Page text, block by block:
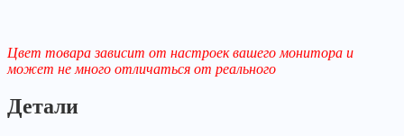
Цвет товара зависит от настроек вашего монитора и
может не много отличаться от реального
Детали